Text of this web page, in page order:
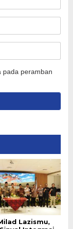
pada peramban
Lazismu,